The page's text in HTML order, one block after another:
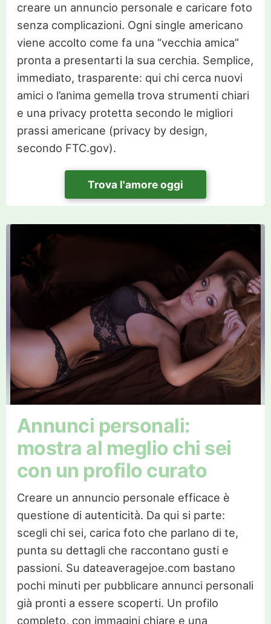
creare un annuncio personale e caricare foto
senza complicazioni. Ogni single americano
viene accolto come fa una “vecchia amica”
pronta a presentarti la sua cerchia. Semplice,
immediato, trasparente: qui chi cerca nuovi
amici o l’anima gemella trova strumenti chiari
e una privacy protetta secondo le migliori
prassi americane (privacy by design,
secondo FTC.gov).
Trova l'amore oggi
Annunci personali:
mostra al meglio chi sei
con un profilo curato
Creare un annuncio personale efficace è
questione di autenticità. Da qui si parte:
scegli chi sei, carica foto che parlano di te,
punta su dettagli che raccontano gusti e
passioni. Su dateaveragejoe.com bastano
pochi minuti per pubblicare annunci personali
già pronti a essere scoperti. Un profilo
completo, con immagini chiare e una